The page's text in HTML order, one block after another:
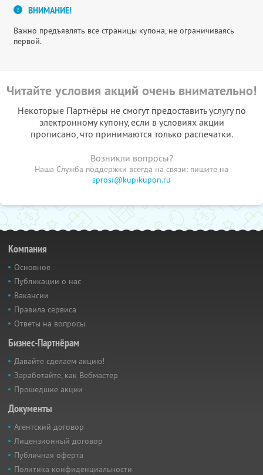
ВНИМАНИЕ!
Важно предъявлять все страницы купона, не ограничиваясь
первой.
Читайте условия акций очень внимательно!
Некоторые Партнёры не смогут предоставить услугу по
электронному купону, если в условиях акции
прописано, что принимаются только распечатки.
Возникли вопросы?
Наша Служба поддержки всегда на связи: пишите на
sprosi@kupikupon.ru
Компания
Основное
Публикации о нас
Вакансии
Правила сервиса
Ответы на вопросы
Бизнес-Партнёрам
Давайте сделаем акцию!
Заработайте, как Вебмастер
Прошедшие акции
Документы
Агентский договор
Лицензионный договор
Публичная оферта
Политика конфиденциальности